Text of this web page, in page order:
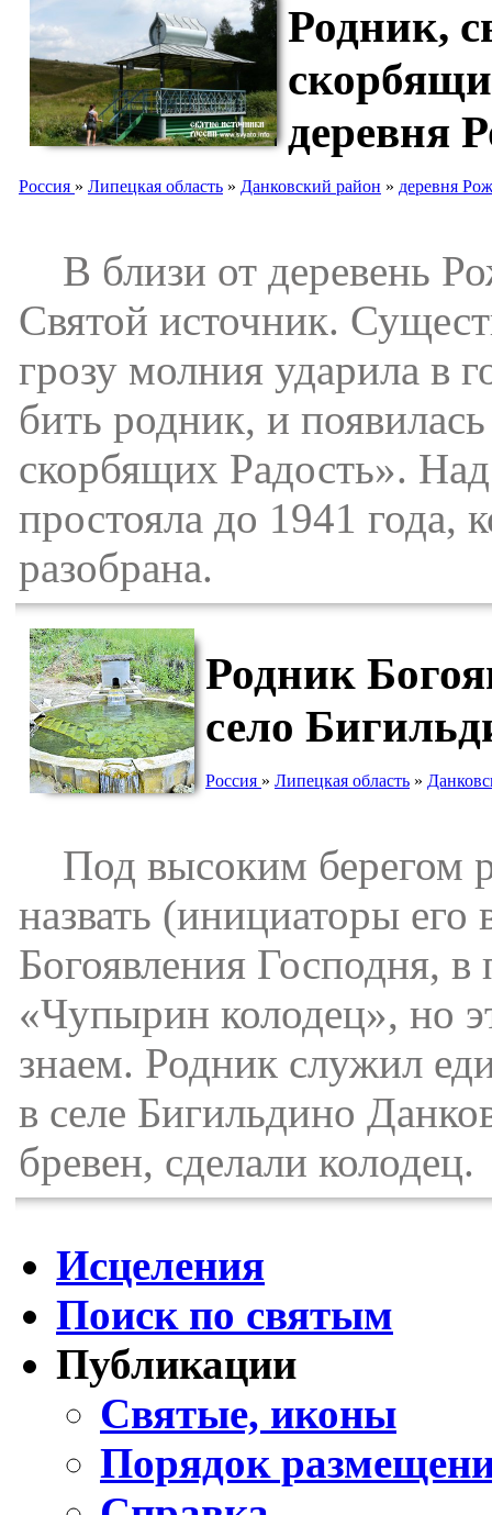
Родник,
деревня
Россия » Липецкая область » Данковский район » деревня
В близи от деревень
Святой источник.
грозу молния ударила в
бить родник, и
скорбящих Радость».
простояла до 1941 года,
разобрана.
Родник
село
Россия » Липецкая область »
Под высоким берегом
назвать (инициаторы
Богоявления Господня,
«Чупырин колодец», но
знаем. Родник служил
в селе Бигильдино
бревен, сделали колодец.
Исцеления
Поиск по святым
Публикации
Святые, иконы
Порядок